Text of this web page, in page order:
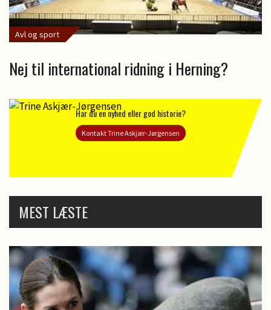
Avl og sport
Nej til international ridning i Herning?
Har du en nyhed eller god historie?
Kontakt Trine Askjær-Jørgensen
MEST LÆSTE